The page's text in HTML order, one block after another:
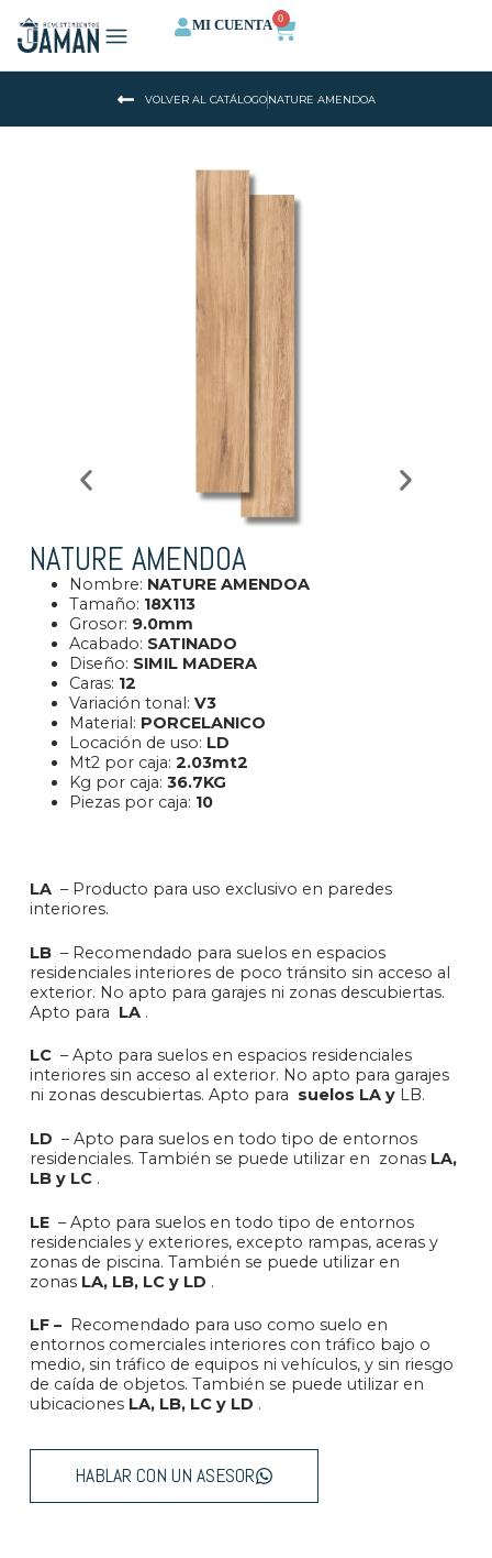
MI CUENTA 0
VOLVER AL CATÁLOGONATURE AMENDOA
NATURE AMENDOA
Nombre: NATURE AMENDOA
Tamaño: 18X113
Grosor: 9.0mm
Acabado: SATINADO
Diseño: SIMIL MADERA
Caras: 12
Variación tonal: V3
Material: PORCELANICO
Locación de uso: LD
Mt2 por caja: 2.03mt2
Kg por caja: 36.7KG
Piezas por caja: 10
LA – Producto para uso exclusivo en paredes
interiores.
LB – Recomendado para suelos en espacios
residenciales interiores de poco tránsito sin acceso al
exterior. No apto para garajes ni zonas descubiertas.
Apto para LA.
LC – Apto para suelos en espacios residenciales
interiores sin acceso al exterior. No apto para garajes
ni zonas descubiertas. Apto para suelos LA yLB.
LD – Apto para suelos en todo tipo de entornos
residenciales. También se puede utilizar en zonas LA,
LB y LC.
LE – Apto para suelos en todo tipo de entornos
residenciales y exteriores, excepto rampas, aceras y
zonas de piscina. También se puede utilizar en
zonas LA, LB, LC y LD .
LF – Recomendado para uso como suelo en
entornos comerciales interiores con tráfico bajo o
medio, sin tráfico de equipos ni vehículos, y sin riesgo
de caída de objetos. También se puede utilizar en
ubicaciones LA, LB, LC y LD .
HABLAR CON UN ASESOR